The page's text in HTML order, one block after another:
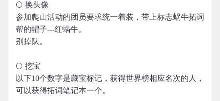
🌕 换头像
参加爬山活动的团员要求统一着装，带上标志蜗牛拓词
帮的帽子---红蜗牛。
别掉队。
🌕 挖宝
以下10个数字是藏宝标记，获得世界榜相应名次的人，
可以获得拓词笔记本一个。